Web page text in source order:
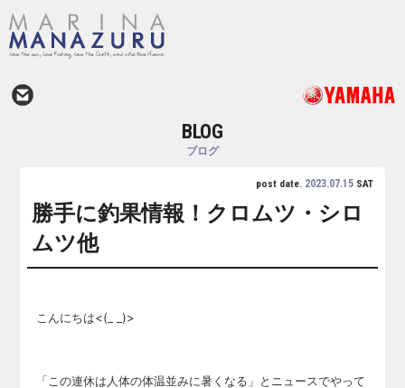
BLOG
ブログ
post date. 2023.07.15SAT
勝手に釣果情報！クロムツ・シロ
ムツ他
こんにちは<(_ _)>
「この連休は人体の体温並みに暑くなる」とニュースでやって